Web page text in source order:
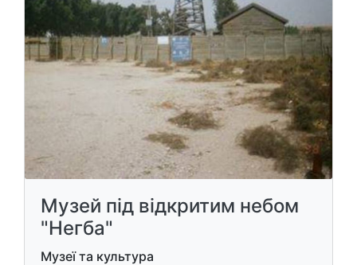
Музей під відкритим небом
"Негба"
Музеї та культура